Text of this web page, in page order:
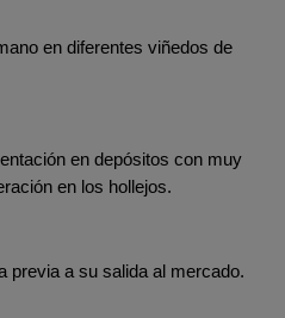
en diferentes viñedos de
en depósitos con muy
en los hollejos.
previa a su salida al mercado.